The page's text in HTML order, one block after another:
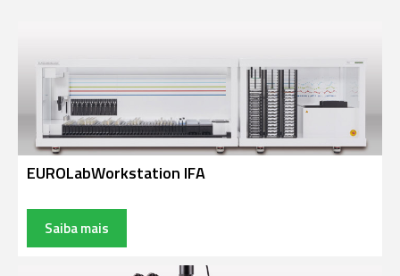
EUROLabWorkstation IFA
Saiba mais